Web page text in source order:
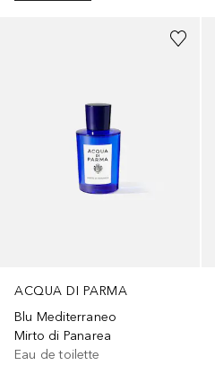
ACQUA DI PARMA
Blu Mediterraneo
Mirto di Panarea
Eau de toilette